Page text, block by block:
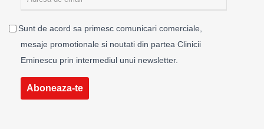
Sunt de acord sa primesc comunicari comerciale,
mesaje promotionale si noutati din partea Clinicii
Eminescu prin intermediul unui newsletter.
Aboneaza-te